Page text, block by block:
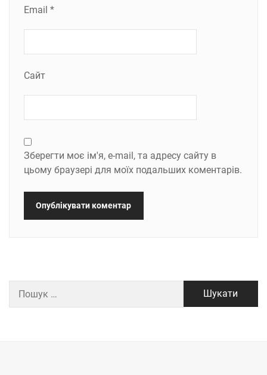
Email *
Сайт
Зберегти моє ім'я, e-mail, та адресу сайту в
цьому браузері для моїх подальших коментарів.